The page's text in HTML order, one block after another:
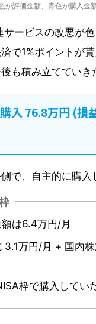
が評価金額、青色が購入金
ービスの改悪が
で1%ポイントが
も積み立てていき
入 76.8万円 (損
で、自主的に購入
は6.4万円/月
3.1万円/月 + 国内
枠で購入してい